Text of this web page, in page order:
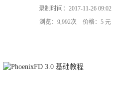
录制时间：2017-11-26 09:02
浏览：9,992次 价格：5 元